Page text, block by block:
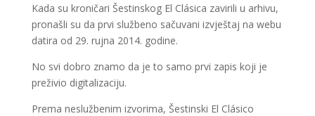
Kada su kroničari Šestinskog El Clásica zavirili u arhivu,
pronašli su da prvi službeno sačuvani izvještaj na webu
datira od 29. rujna 2014. godine.
No svi dobro znamo da je to samo prvi zapis koji je
preživio digitalizaciju.
Prema neslužbenim izvorima, Šestinski El Clásico